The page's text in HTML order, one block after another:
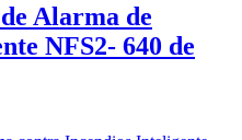
Alarma de
NFS2- 640 de